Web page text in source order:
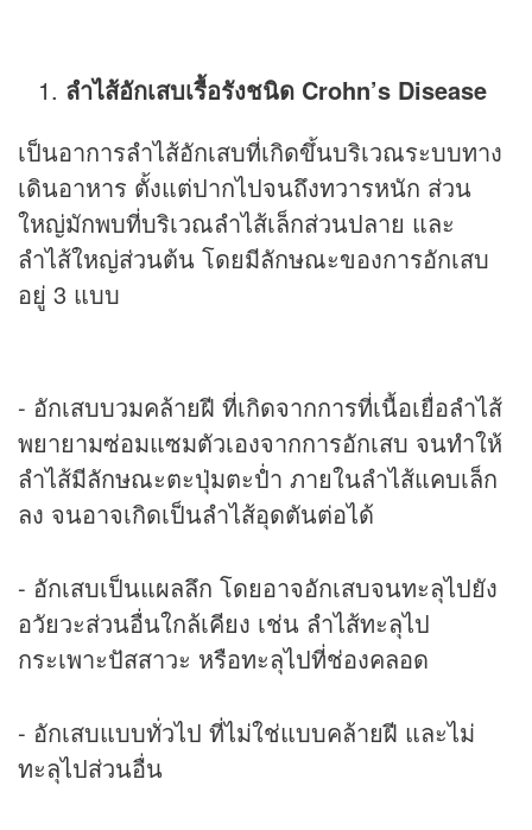
ลำไส้อักเสบเรื้อรังชนิด Crohn’s Disease
เป็นอาการลำไส้อักเสบที่เกิดขึ้นบริเวณระบบทาง
เดินอาหาร ตั้งแต่ปากไปจนถึงทวารหนัก ส่วน
ใหญ่มักพบที่บริเวณลำไส้เล็กส่วนปลาย และ
ลำไส้ใหญ่ส่วนต้น โดยมีลักษณะของการอักเสบ
อยู่ 3 แบบ
- อักเสบบวมคล้ายฝี ที่เกิดจากการที่เนื้อเยื่อลำไส้
พยายามซ่อมแซมตัวเองจากการอักเสบ จนทำให้
ลำไส้มีลักษณะตะปุ่มตะป่ำ ภายในลำไส้แคบเล็ก
ลง จนอาจเกิดเป็นลำไส้อุดตันต่อได้
- อักเสบเป็นแผลลึก โดยอาจอักเสบจนทะลุไปยัง
อวัยวะส่วนอื่นใกล้เคียง เช่น ลำไส้ทะลุไป
กระเพาะปัสสาวะ หรือทะลุไปที่ช่องคลอด
- อักเสบแบบทั่วไป ที่ไม่ใช่แบบคล้ายฝี และไม่
ทะลุไปส่วนอื่น